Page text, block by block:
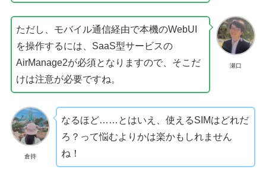
瀬口
ただし、モバイル通信経由で本機のWebUI
を操作するには、SaaS型サービスの
AirManage2が必須となりますので、そこだ
けは注意が必要ですね。
倉持
なるほど……とはいえ、使えるSIMはどれだ
ろ？って悩むよりかは楽かもしれません
ね！